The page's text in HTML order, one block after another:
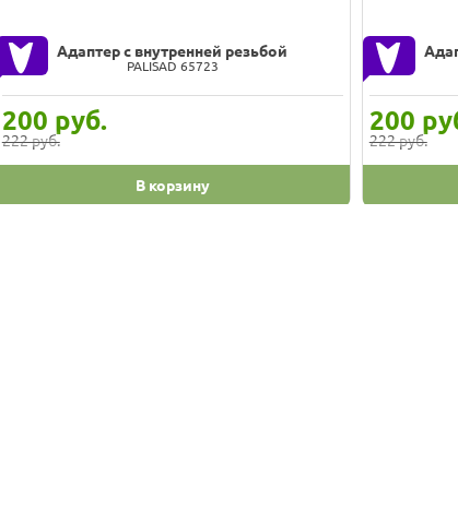
Адаптер с внутренней резьбой
PALISAD 65723
200 руб.
222 руб.
В корзину
200
222 руб.